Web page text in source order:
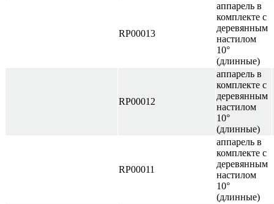
RP00013
аппарель в
комплекте с
деревянным
настилом
10°
(длинные)
RP00012
аппарель в
комплекте с
деревянным
настилом
10°
(длинные)
RP00011
аппарель в
комплекте с
деревянным
настилом
10°
(длинные)